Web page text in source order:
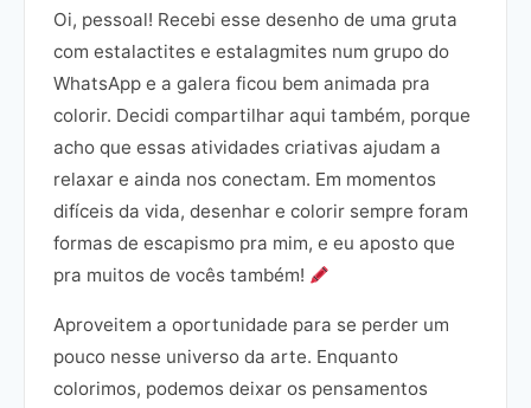
Oi, pessoal! Recebi esse desenho de uma gruta
com estalactites e estalagmites num grupo do
WhatsApp e a galera ficou bem animada pra
colorir. Decidi compartilhar aqui também, porque
acho que essas atividades criativas ajudam a
relaxar e ainda nos conectam. Em momentos
difíceis da vida, desenhar e colorir sempre foram
formas de escapismo pra mim, e eu aposto que
pra muitos de vocês também!
Aproveitem a oportunidade para se perder um
pouco nesse universo da arte. Enquanto
colorimos, podemos deixar os pensamentos